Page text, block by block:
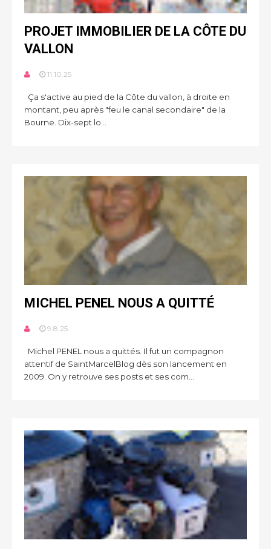
PROJET IMMOBILIER DE LA CÔTE DU
VALLON
11.10.25
Ça s'active au pied de la Côte du vallon, à droite en
montant, peu après "feu le canal secondaire" de la
Bourne. Dix-sept lo...
MICHEL PENEL NOUS A QUITTÉ
9.8.25
Michel PENEL nous a quittés. Il fut un compagnon
attentif de SaintMarcelBlog dès son lancement en
2009. On y retrouve ses posts et ses com...